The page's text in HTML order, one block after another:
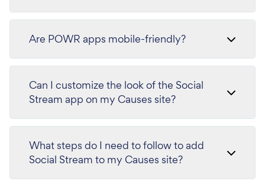
Are POWR apps mobile-friendly?
Can I customize the look of the Social
Stream app on my Causes site?
What steps do I need to follow to add
Social Stream to my Causes site?